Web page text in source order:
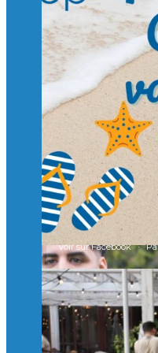
Charger plus
🙏 Soutenez
et contribuons
d’ingénieurs de
Merci à tous !
🎯 Taxe
un numérique au
À l’Isep, nous
Mastères
valeurs humaines,
...Voir plus
il y a 2 mois
Voir sur Facebook ·
🚀Afterwork à
🥳 Le 22 avril